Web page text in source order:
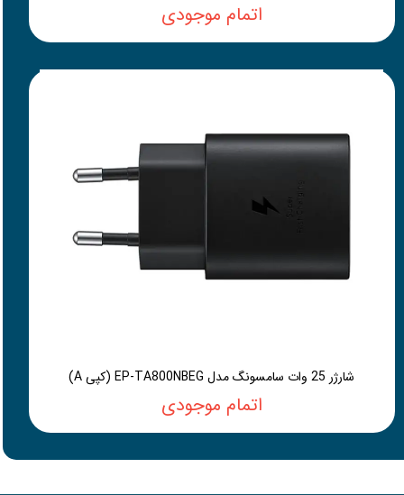
اتمام موجودی
شارژر 25 وات سامسونگ مدل EP-TA800NBEG (کپی A)
اتمام موجودی